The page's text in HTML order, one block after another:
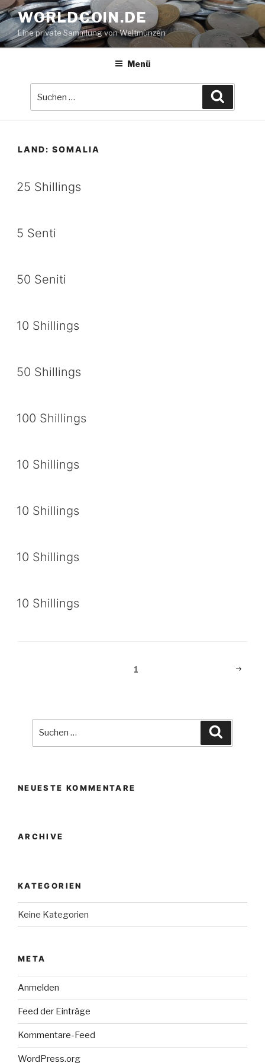
Zum
Inhalt
springen
WORLDCOIN.DE
Eine private Sammlung von Weltmünzen
Menü
LAND: SOMALIA
25 Shillings
5 Senti
50 Seniti
10 Shillings
50 Shillings
100 Shillings
10 Shillings
10 Shillings
10 Shillings
10 Shillings
1
NEUESTE KOMMENTARE
ARCHIVE
KATEGORIEN
Keine Kategorien
META
Anmelden
Feed der Einträge
Kommentare-Feed
WordPress.org